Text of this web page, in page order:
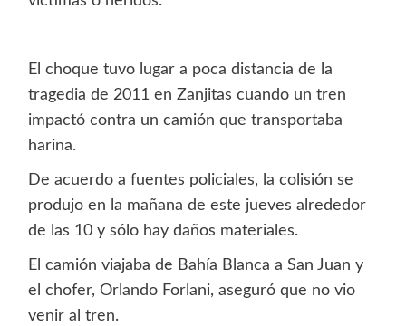
El choque tuvo lugar a poca distancia de la
tragedia de 2011 en Zanjitas cuando un tren
impactó contra un camión que transportaba
harina.
De acuerdo a fuentes policiales, la colisión se
produjo en la mañana de este jueves alrededor
de las 10 y sólo hay daños materiales.
El camión viajaba de Bahía Blanca a San Juan y
el chofer, Orlando Forlani, aseguró que no vio
venir al tren.